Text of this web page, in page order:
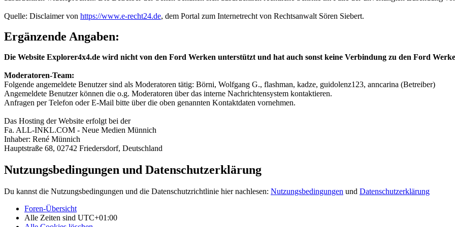
Quelle: Disclaimer von https://www.e-recht24.de, dem Portal zum Internetrecht von Rechtsanwalt Sören Siebert.
Ergänzende Angaben:
Die Website Explorer4x4.de wird nicht von den Ford Werken unterstützt und hat auch sonst keine Verbindung zu den Ford
Moderatoren-Team:
Folgende angemeldete Benutzer sind als Moderatoren tätig: Börni, Wolfgang G., flashman, kadze, guidolenz123, anncarina (Betreiber)
Angemeldete Benutzer können die o.g. Moderatoren über das interne Nachrichtensystem kontaktieren.
Anfragen per Telefon oder E-Mail bitte über die oben genannten Kontaktdaten vornehmen.
Das Hosting der Website erfolgt bei der
Fa. ALL-INKL.COM - Neue Medien Münnich
Inhaber: René Münnich
Hauptstraße 68, 02742 Friedersdorf, Deutschland
Nutzungsbedingungen und Datenschutzerklärung
Du kannst die Nutzungsbedingungen und die Datenschutzrichtlinie hier nachlesen: Nutzungsbedingungen und Datenschutzerklärung
Foren-Übersicht
Alle Zeiten sind UTC+01:00